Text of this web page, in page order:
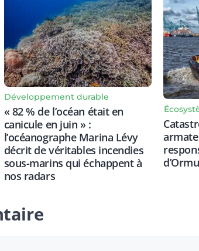
Développement durable
« 82 % de l’océan était en
canicule en juin » :
l’océanographe Marina Lévy
décrit de véritables incendies
sous-marins qui échappent à
nos radars